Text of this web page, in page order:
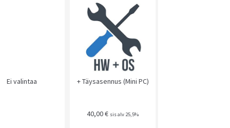
Ei valintaa + Täysasennus (Mini PC)
40,00€ sis alv 25,5%